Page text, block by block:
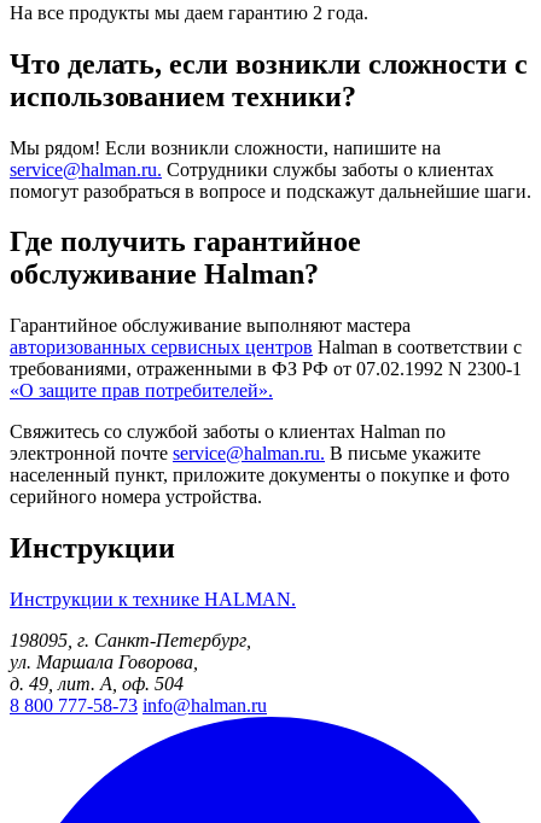
На все продукты мы даем гарантию 2 года.
Что делать, если возникли сложности с
использованием техники?
Мы рядом! Если возникли сложности, напишите на
service@halman.ru. Сотрудники службы заботы о клиентах
помогут разобраться в вопросе и подскажут дальнейшие шаги.
Где получить гарантийное
обслуживание Halman?
Гарантийное обслуживание выполняют мастера
авторизованных сервисных центров Halman в соответствии с
требованиями, отраженными в ФЗ РФ от 07.02.1992 N 2300-1
«О защите прав потребителей».
Свяжитесь со службой заботы о клиентах Halman по
электронной почте service@halman.ru. В письме укажите
населенный пункт, приложите документы о покупке и фото
серийного номера устройства.
Инструкции
Инструкции к технике HALMAN.
198095, г. Санкт-Петербург,
ул. Маршала Говорова,
д. 49, лит. А, оф. 504
8 800 777-58-73 info@halman.ru